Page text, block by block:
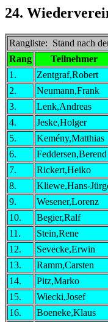
24.
Rangliste: Stand nach
Rang
Teilnehmer
1.
Zentgraf,Robert
2.
Neumann,Frank
3.
Lenk,Andreas
4.
Jeske,Holger
5.
Kemény,Matthias
6.
Feddersen,Berend
7.
Rickert,Heiko
8.
Kliewe,Hans-
9.
Wesener,Lorenz
10.
Begier,Ralf
11.
Stein,Rene
12.
Sevecke,Erwin
13.
Ramm,Carsten
14.
Pitz,Marko
15.
Wiecki,Josef
16.
Boeneke,Klaus